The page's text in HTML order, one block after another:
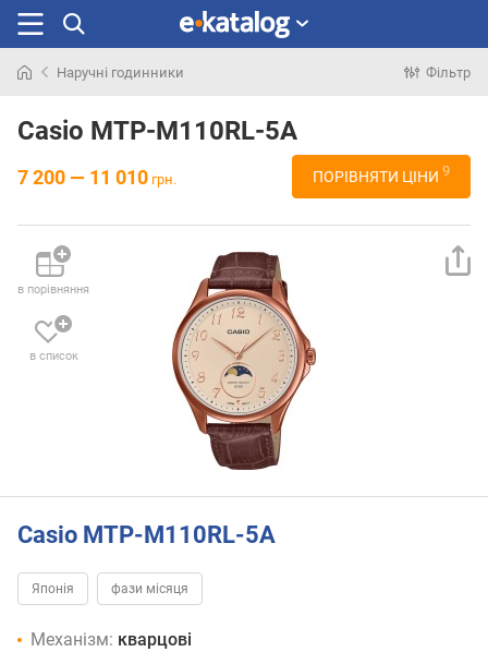
раніше
Наручні годинники Фільтр
Casio MTP-M110RL-5A
7 200 — 11 010 грн. ПОРІВНЯТИ ЦІНИ 9
в порівняння
в список
Casio MTP-M110RL-5A
Японія фази місяця
Механізм: кварцові